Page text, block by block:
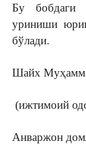
Бу бобдаги
уриниши
бўлади.
Шайх
(ижтимоий
Анваржон